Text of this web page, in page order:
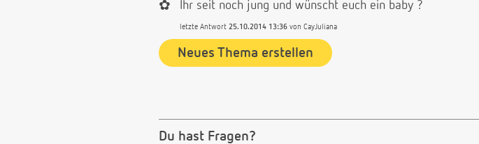
✿ Ihr seit noch jung und wünscht euch ein baby ?
letzte Antwort 25.10.2014 13:36 von CayJuliana
Neues Thema erstellen
Du hast Fragen?